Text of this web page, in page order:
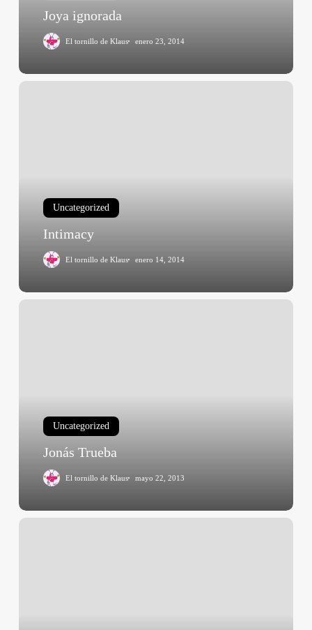
Joya ignorada
El tornillo de Klaus enero 23, 2014
Intimacy
Uncategorized
Intimacy
El tornillo de Klaus enero 14, 2014
Jonás
Uncategorized
Jonás Trueba
El tornillo de Klaus mayo 22, 2013
Elementum